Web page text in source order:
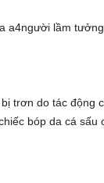
a4người lầm tưởng
trơn do tác động
bóp da cá sấu